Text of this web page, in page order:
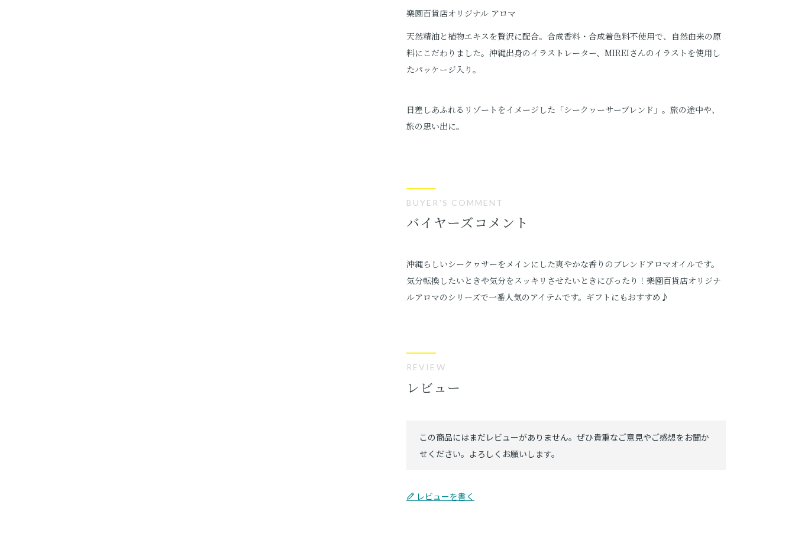
樂園百貨店オリジナル アロマ
天然精油と植物エキスを贅沢に配合。合成香料・合成着色料不使用で、自然由来の原
料にこだわりました。沖縄出身のイラストレーター、MIREIさんのイラストを使用し
たパッケージ入り。
日差しあふれるリゾートをイメージした「シークヮーサーブレンド」。旅の途中や、
旅の思い出に。
BUYER'S COMMENT
バイヤーズコメント
沖縄らしいシークヮサーをメインにした爽やかな香りのブレンドアロマオイルです。
気分転換したいときや気分をスッキリさせたいときにぴったり！樂園百貨店オリジナ
ルアロマのシリーズで一番人気のアイテムです。ギフトにもおすすめ♪
REVIEW
レビュー
レビューを書く